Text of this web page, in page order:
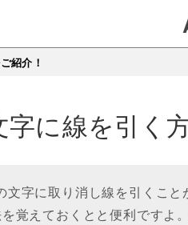
紹介！
に線を引く
字に取り消し線を引くこと
覚えておくとと便利ですよ。